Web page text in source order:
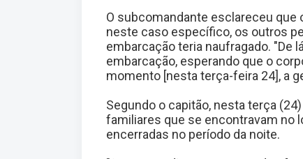
O subcomandante esclareceu
neste caso específico, os outros
embarcação teria naufragado. "De
embarcação, esperando que o
momento [nesta terça-feira 24], a
Segundo o capitão, nesta terça
familiares que se encontravam no
encerradas no período da noite.